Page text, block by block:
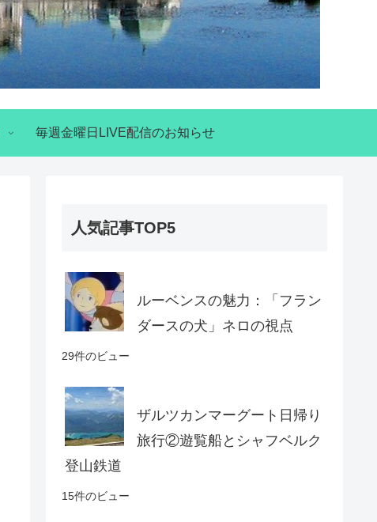
毎週金曜日LIVE配信のお知らせ
人気記事TOP5
ルーベンスの魅力：「フラン
ダースの犬」ネロの視点
29件のビュー
ザルツカンマーグート日帰り
旅行②遊覧船とシャフベルク
登山鉄道
15件のビュー